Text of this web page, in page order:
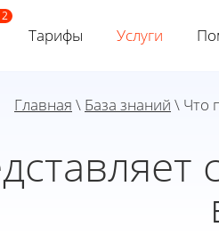
Тарифы Услуги
Главная \ База знаний \ Что